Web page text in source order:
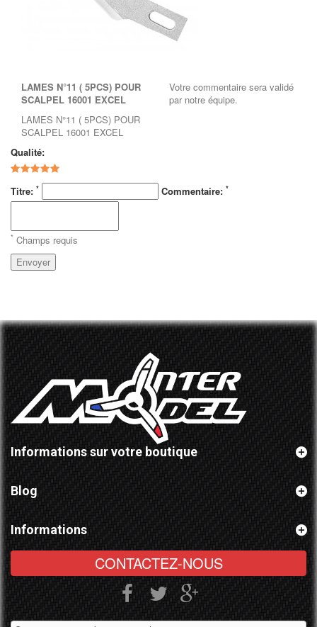
LAMES N°11 ( 5PCS) POUR
SCALPEL 16001 EXCEL
LAMES N°11 ( 5PCS) POUR
SCALPEL 16001 EXCEL
Votre commentaire sera validé
par notre équipe.
Qualité:
Titre: * Commentaire: *
* Champs requis
Envoyer
Informations sur votre boutique
Blog
Informations
CONTACTEZ-NOUS